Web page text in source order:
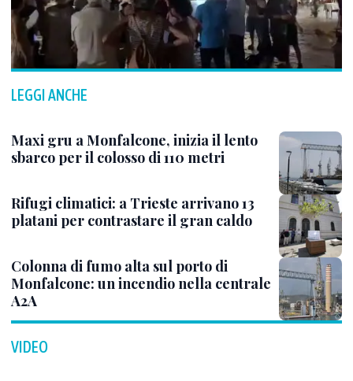
LEGGI ANCHE
Maxi gru a Monfalcone, inizia il lento
sbarco per il colosso di 110 metri
Rifugi climatici: a Trieste arrivano 13
platani per contrastare il gran caldo
Colonna di fumo alta sul porto di
Monfalcone: un incendio nella centrale
A2A
VIDEO